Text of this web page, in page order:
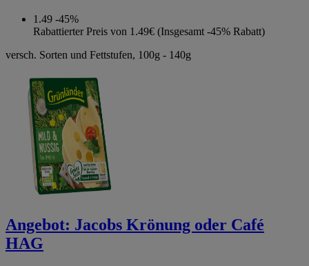
1.49 -45%
Rabattierter Preis von 1.49€ (Insgesamt -45% Rabatt)
versch. Sorten und Fettstufen, 100g - 140g
Angebot: Jacobs Krönung oder Café
HAG